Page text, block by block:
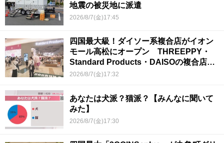
地震の被災地に派遣
2026/8/7(金)17:45
四国最大級！ダイソー系複合店がイオン
モール高松にオープン THREEPPY・
Standard Products・DAISOの複合店は
香川県初
2026/8/7(金)17:32
あなたは犬派？猫派？【みんなに聞いて
みた】
2026/8/7(金)17:30